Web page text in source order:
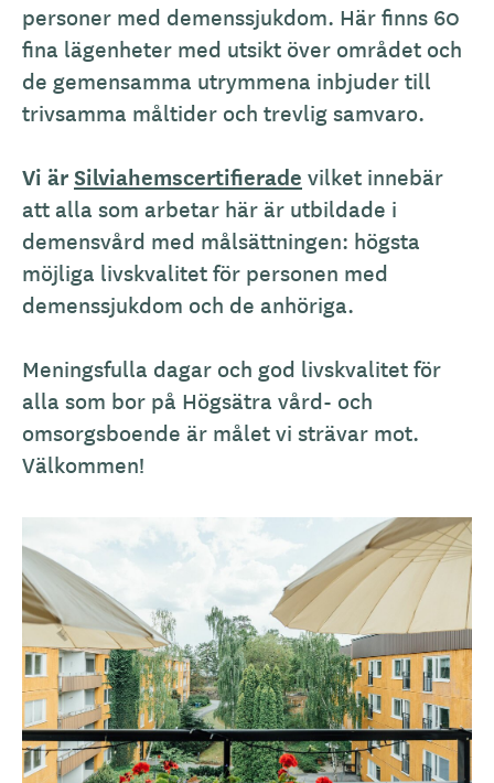
personer med demenssjukdom. Här finns 60
fina lägenheter med utsikt över området och
de gemensamma utrymmena inbjuder till
trivsamma måltider och trevlig samvaro.
Vi är Silviahemscertifierade vilket innebär
att alla som arbetar här är utbildade i
demensvård med målsättningen: högsta
möjliga livskvalitet för personen med
demenssjukdom och de anhöriga.
Meningsfulla dagar och god livskvalitet för
alla som bor på Högsätra vård- och
omsorgsboende är målet vi strävar mot.
Välkommen!